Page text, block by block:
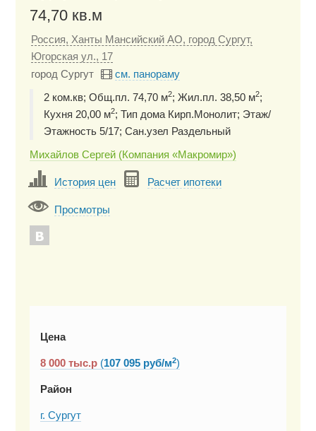
74,70 кв.м
Россия, Ханты Мансийский АО, город Сургут,
Югорская ул., 17
город Сургут
см. панораму
2 ком.кв; Общ.пл. 74,70 м2; Жил.пл. 38,50 м2;
Кухня 20,00 м2; Тип дома Кирп.Монолит; Этаж/
Этажность 5/17; Сан.узел Раздельный
Михайлов Сергей (Компания «Макромир»)
История цен Расчет ипотеки
Просмотры
Цена
8 000 тыс.р (107 095 руб/м2)
Район
г. Сургут